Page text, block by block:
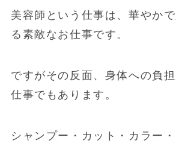
美容師という仕事は、華やか
る素敵なお仕事です。
ですがその反面、身体への負
仕事でもあります。
シャンプー・カット・カラー